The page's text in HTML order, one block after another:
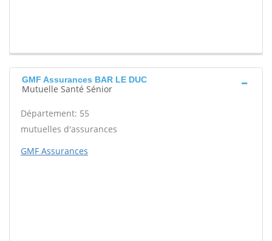
GMF Assurances BAR LE DUC
Mutuelle Santé Sénior
Département: 55
mutuelles d'assurances
GMF Assurances